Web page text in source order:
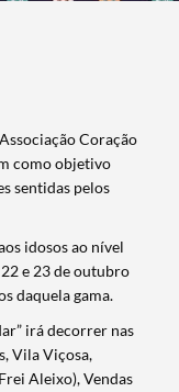
Coração
como objetivo
sentidas pelos
idosos ao nível
e 23 de outubro
daquela gama.
irá decorrer nas
Vila Viçosa,
Aleixo), Vendas